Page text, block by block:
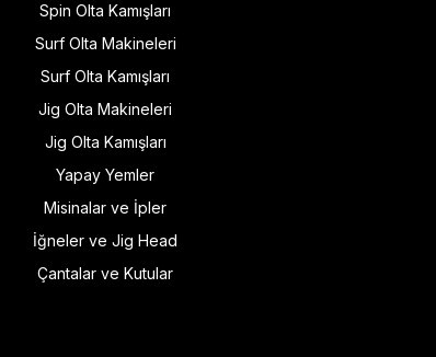
Spin Olta Kamışları
Surf Olta Makineleri
Surf Olta Kamışları
Jig Olta Makineleri
Jig Olta Kamışları
Yapay Yemler
Misinalar ve İpler
İğneler ve Jig Head
Çantalar ve Kutular